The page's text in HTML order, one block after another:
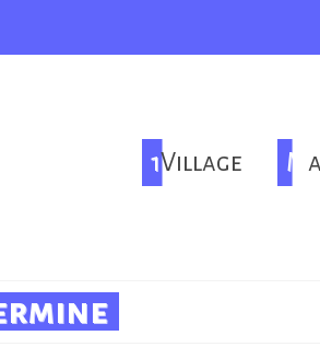
1Village